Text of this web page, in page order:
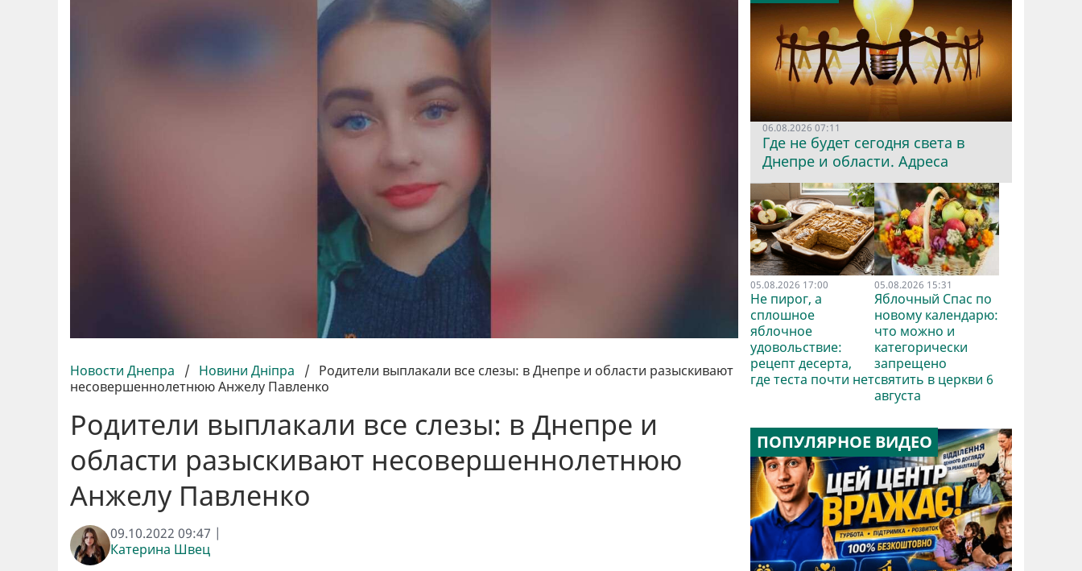
Новости Днепра / Новини Дніпра / Родители выплакали все слезы: в Днепре и области разыскивают
несовершеннолетнюю Анжелу Павленко
Родители выплакали все слезы: в Днепре и
области разыскивают несовершеннолетнюю
Анжелу Павленко
09.10.2022 09:47 |
Катерина Швец
06.08.2026 07:11
Где не будет сегодня света в
Днепре и области. Адреса
05.08.2026 17:00
Не пирог, а
сплошное
яблочное
удовольствие:
рецепт десерта,
где теста почти нет
05.08.2026 15:31
Яблочный Спас по
новому календарю:
что можно и
категорически
запрещено
святить в церкви 6
августа
ПОПУЛЯРНОЕ ВИДЕО